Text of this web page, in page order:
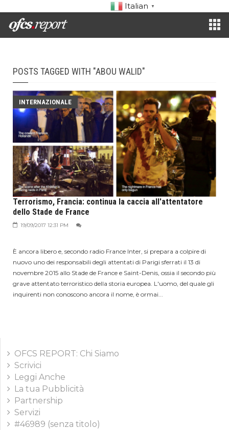
Italian ▼
POSTS TAGGED WITH "ABOU WALID"
INTERNAZIONALE
Terrorismo, Francia: continua la caccia all'attentatore
dello Stade de France
19/09/2017 12:31 PM
È ancora libero e, secondo radio France Inter, si prepara a colpire di
nuovo uno dei responsabili degli attentati di Parigi sferrati il 13 di
novembre 2015 allo Stade de France e Saint-Denis, ossia il secondo più
grave attentato terroristico della storia europea. L'uomo, del quale gli
inquirenti non conoscono ancora il nome, è ormai...
OFCS REPORT: Chi Siamo
Scrivici
Leggi Anche
La tua Pubblicità
Partnership
Servizi
#46989 (senza titolo)